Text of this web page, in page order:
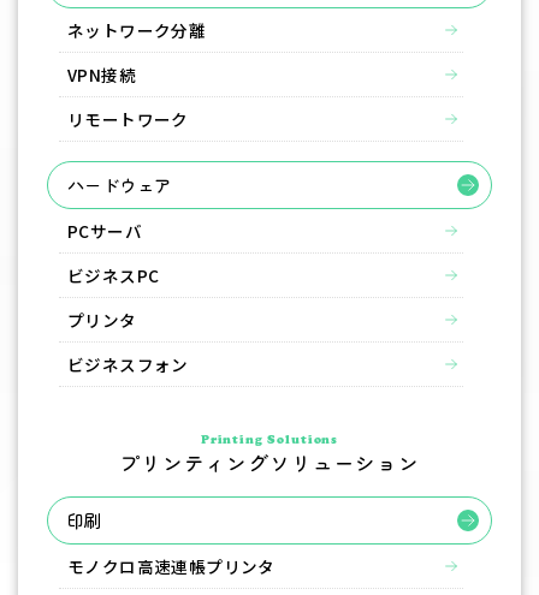
ネットワーク分離
VPN接続
リモートワーク
ハードウェア
PCサーバ
ビジネスPC
プリンタ
ビジネスフォン
Printing Solutions
プリンティングソリューション
印刷
モノクロ高速連帳プリンタ